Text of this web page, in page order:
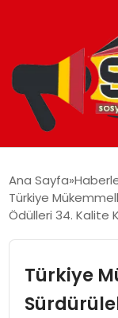
EKONOMI
TEKNOLOJI
Ana Sayfa
Türkiye
Ödülleri 34. Kalite
Türkiye